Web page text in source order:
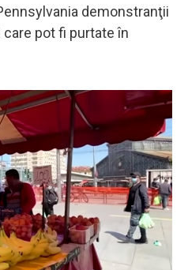
demonstranţii
pot fi purtate în